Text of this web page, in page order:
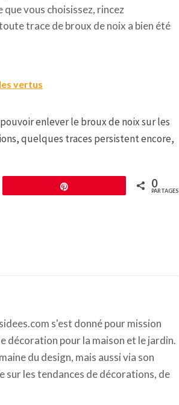
vous choisissez, rincez
trace de broux de noix a bien été
vertus
enlever le broux de noix sur les
quelques traces persistent encore,
0
PARTAGES
s'est donné pour mission
décoration pour la maison et le jardin.
du design, mais aussi via son
sur les tendances de décorations, de